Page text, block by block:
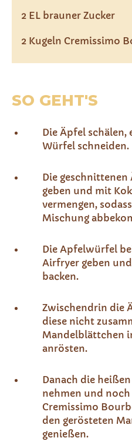
2 EL brauner Zucker
2 Kugeln Cremissimo
SO GEHT'S
Die Äpfel
Würfel schneiden. ​
Die geschnittenen
geben und mit
vermengen,
Mischung
Die Apfelwürfel
Airfryer geben
backen. ​
Zwischendrin die
diese nicht
Mandelblättchen
anrösten. ​
Danach die
nehmen und
Cremissimo
den gerösteten
genießen.